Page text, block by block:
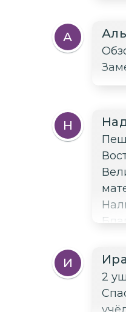
А
Н
И Ира
2